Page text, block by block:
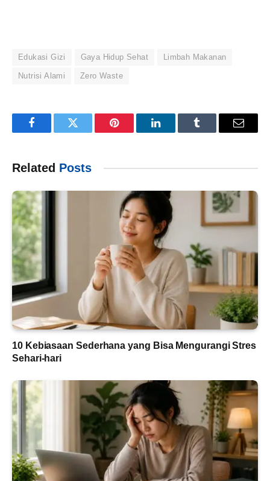
Edukasi Gizi Gaya Hidup Sehat Limbah Makanan
Nutrisi Alami Zero Waste
FacebookTwitter Pinterest LinkedInTumblr Email
Related Posts
10 Kebiasaan Sederhana yang Bisa Mengurangi Stres
Sehari-hari